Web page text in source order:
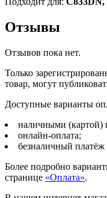
Отзывы
Отзывов пока нет.
Только
товар, могут
Доступные варианты
наличными (картой)
онлайн-оплата;
безналичный
Более подробно
странице «Оплата».